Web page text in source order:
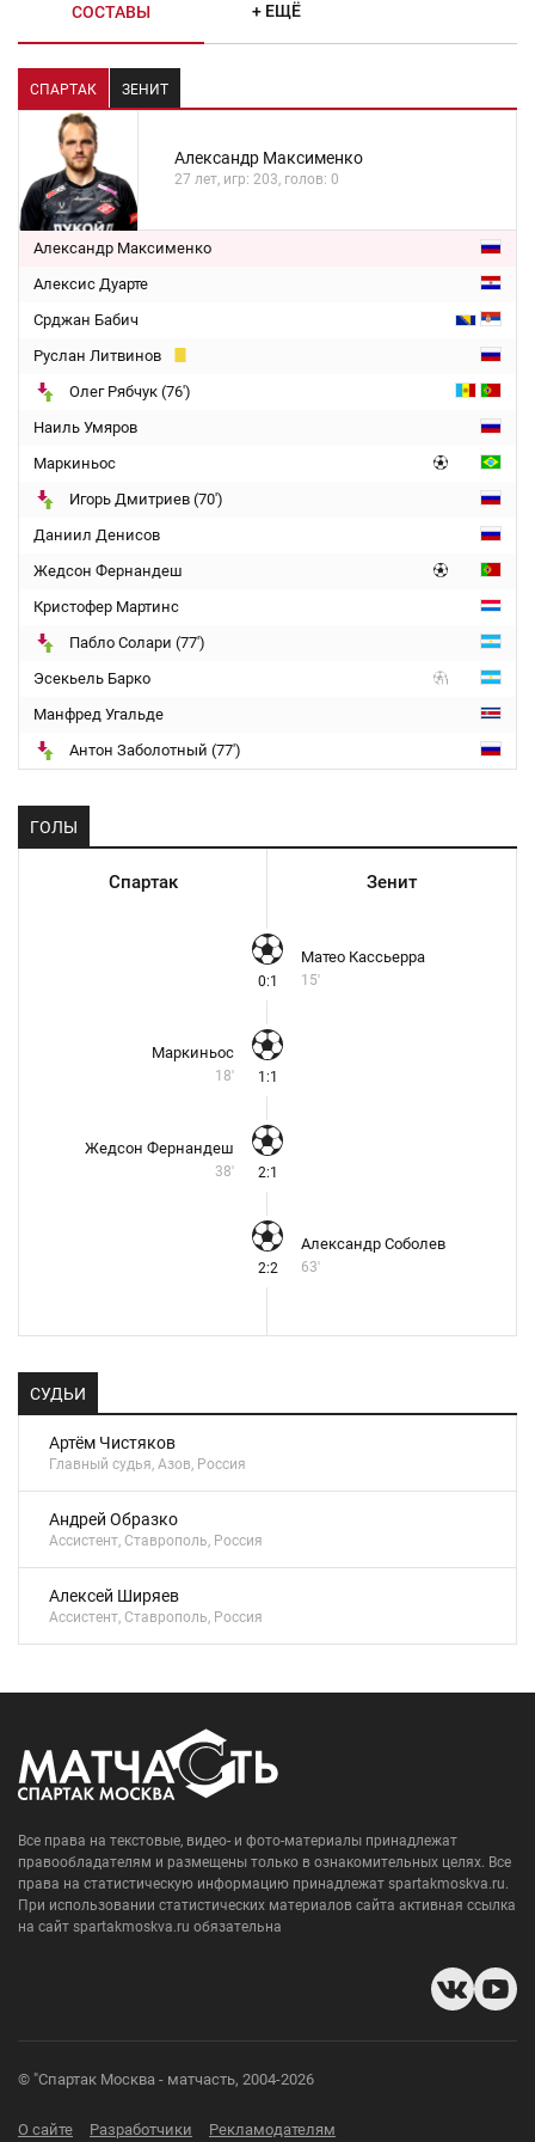
СОСТАВЫ + ЕЩЁ
СПАРТАК ЗЕНИТ
Александр Максименко
27 лет, игр: 203, голов: 0
Александр Максименко
Алексис Дуарте
Срджан Бабич
Руслан Литвинов
Олег Рябчук (76')
Наиль Умяров
Маркиньос
Игорь Дмитриев (70')
Даниил Денисов
Жедсон Фернандеш
Кристофер Мартинс
Пабло Солари (77')
Эсекьель Барко
Манфред Угальде
Антон Заболотный (77')
ГОЛЫ
Спартак Зенит
0:1
Матео Кассьерра
15'
Маркиньос
18' 1:1
Жедсон Фернандеш
38' 2:1
2:2
Александр Соболев
63'
СУДЬИ
Артём Чистяков
Главный судья, Азов, Россия
Андрей Образко
Ассистент, Ставрополь, Россия
Алексей Ширяев
Ассистент, Ставрополь, Россия
Все права на текстовые, видео- и фото-материалы принадлежат
правообладателям и размещены только в ознакомительных целях. Все
права на статистическую информацию принадлежат spartakmoskva.ru.
При использовании статистических материалов сайта активная ссылка
на сайт spartakmoskva.ru обязательна
© "Спартак Москва - матчасть, 2004-2026
О сайте Разработчики Рекламодателям